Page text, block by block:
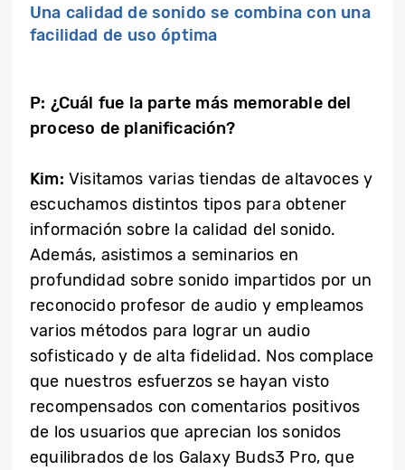
Una calidad de sonido se combina con una
facilidad de uso óptima
P: ¿Cuál fue la parte más memorable del
proceso de planificación?
Kim: Visitamos varias tiendas de altavoces y
escuchamos distintos tipos para obtener
información sobre la calidad del sonido.
Además, asistimos a seminarios en
profundidad sobre sonido impartidos por un
reconocido profesor de audio y empleamos
varios métodos para lograr un audio
sofisticado y de alta fidelidad. Nos complace
que nuestros esfuerzos se hayan visto
recompensados ​​con comentarios positivos
de los usuarios que aprecian los sonidos
equilibrados de los Galaxy Buds3 Pro, que